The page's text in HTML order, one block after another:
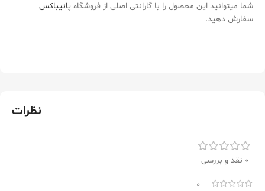
شما میتوانید این محصول را با گارانتی اصلی از فروشگاه پانیباکس
سفارش دهید.
نظرات
0 نقد و بررسی
0